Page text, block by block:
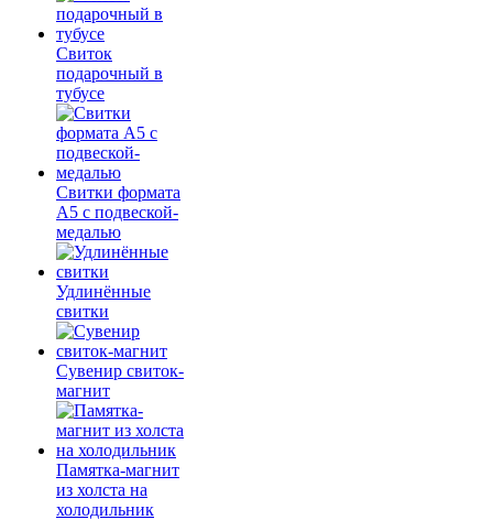
Свиток
подарочный в
тубусе
Свитки формата
А5 с подвеской-
медалью
Удлинённые
свитки
Сувенир свиток-
магнит
Памятка-магнит
из холста на
холодильник